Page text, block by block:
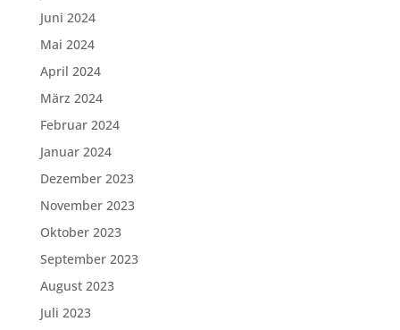
Juni 2024
Mai 2024
April 2024
März 2024
Februar 2024
Januar 2024
Dezember 2023
November 2023
Oktober 2023
September 2023
August 2023
Juli 2023